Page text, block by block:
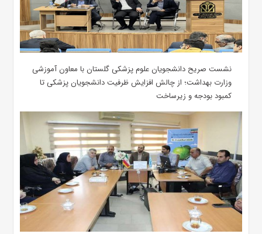
نشست صریح دانشجویان علوم پزشکی گلستان با معاون آموزشی
وزارت بهداشت؛ از چالش افزایش ظرفیت دانشجویان ‌پزشکی تا
کمبود بودجه و زیرساخت